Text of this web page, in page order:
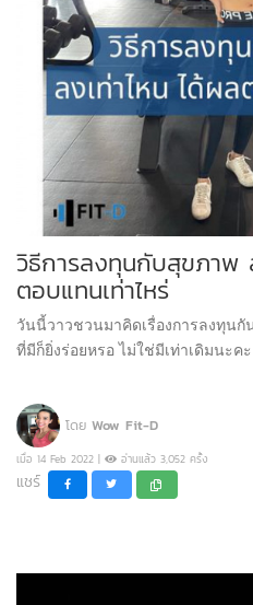
วิธีการลงทุนกับสุขภาพ
ตอบแทนเท่าไหร่
วันนี้วาวชวนมาคิดเรื่องการลงทุนกั
ที่มีก็ยิ่งร่อยหรอ ไม่ใช่มีเท่าเดิมนะค
โดย Wow Fit-D
เมื่อ 14 Feb 2022 | อ่านแล้ว 3,052 ครั้ง
แชร์